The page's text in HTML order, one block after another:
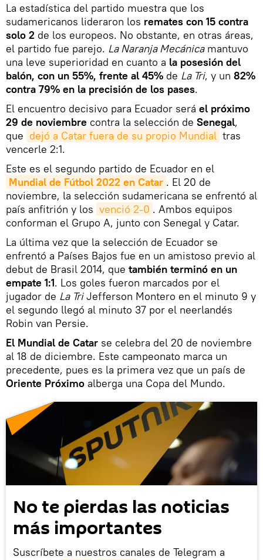
La estadística del partido muestra que los
sudamericanos lideraron los remates con 15 contra
solo 2 de los europeos. No obstante, en otras áreas,
el partido fue parejo. La Naranja Mecánicamantuvo
una leve superioridad en cuanto a la posesión del
balón, con un 55%, frente al 45% de La Tri, y un 82%
contra 79% en la precisión de los pases.
El encuentro decisivo para Ecuador será el próximo
29 de noviembre contra la selección de Senegal,
que dejó a Catar fuera de su propio Mundial tras
vencerle 2:1.
Este es el segundo partido de Ecuador en el
Mundial de Fútbol 2022 en Catar . El 20 de
noviembre, la selección sudamericana se enfrentó al
país anfitrión y los venció 2-0 . Ambos equipos
conforman el Grupo A, junto con Senegal y Catar.
La última vez que la selección de Ecuador se
enfrentó a Países Bajos fue en un amistoso previo al
debut de Brasil 2014, que también terminó en un
empate 1:1. Los goles fueron marcados por el
jugador de La TriJefferson Montero en el minuto 9 y
el segundo llegó al minuto 37 por el neerlandés
Robin van Persie.
El Mundial de Catar se celebra del 20 de noviembre
al 18 de diciembre. Este campeonato marca un
precedente, pues es la primera vez que un país de
Oriente Próximo alberga una Copa del Mundo.
No te pierdas las noticias
más importantes
Suscríbete a nuestros canales de Telegram a